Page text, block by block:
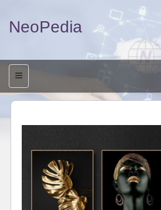
NeoPedia
منو